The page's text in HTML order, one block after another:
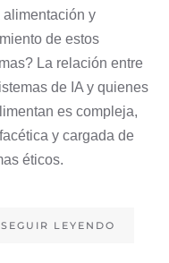
alimentación y
de estos
La relación entre
de IA y quienes
es compleja,
y cargada de
éticos.
SEGUIR LEYENDO